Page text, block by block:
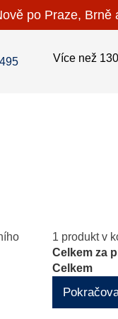
po Praze, Brně
Více než
1 produkt v
Celkem za
Celkem